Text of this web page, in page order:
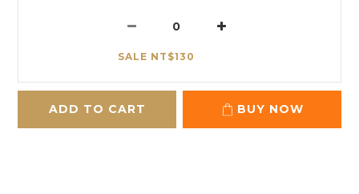
SALE NT$130
ADD TO CART BUY NOW